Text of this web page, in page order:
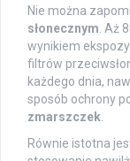
Nie można
słonecznym. Aż
wynikiem
filtrów
każdego dnia,
sposób ochrony
zmarszczek.
Równie istotna